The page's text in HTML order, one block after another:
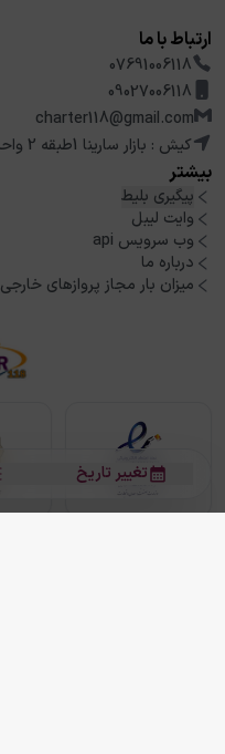
تغییر تاریخ
ارتباط با ما
07691006118
09027006118
charter118@gmail.com
کیش : بازار سارینا 1طبقه 2 واحد209
بیشتر
پیگیری بلیط
وایت لیبل
وب سرویس api
درباره ما
میزان بار مجاز پروازهای خارجی